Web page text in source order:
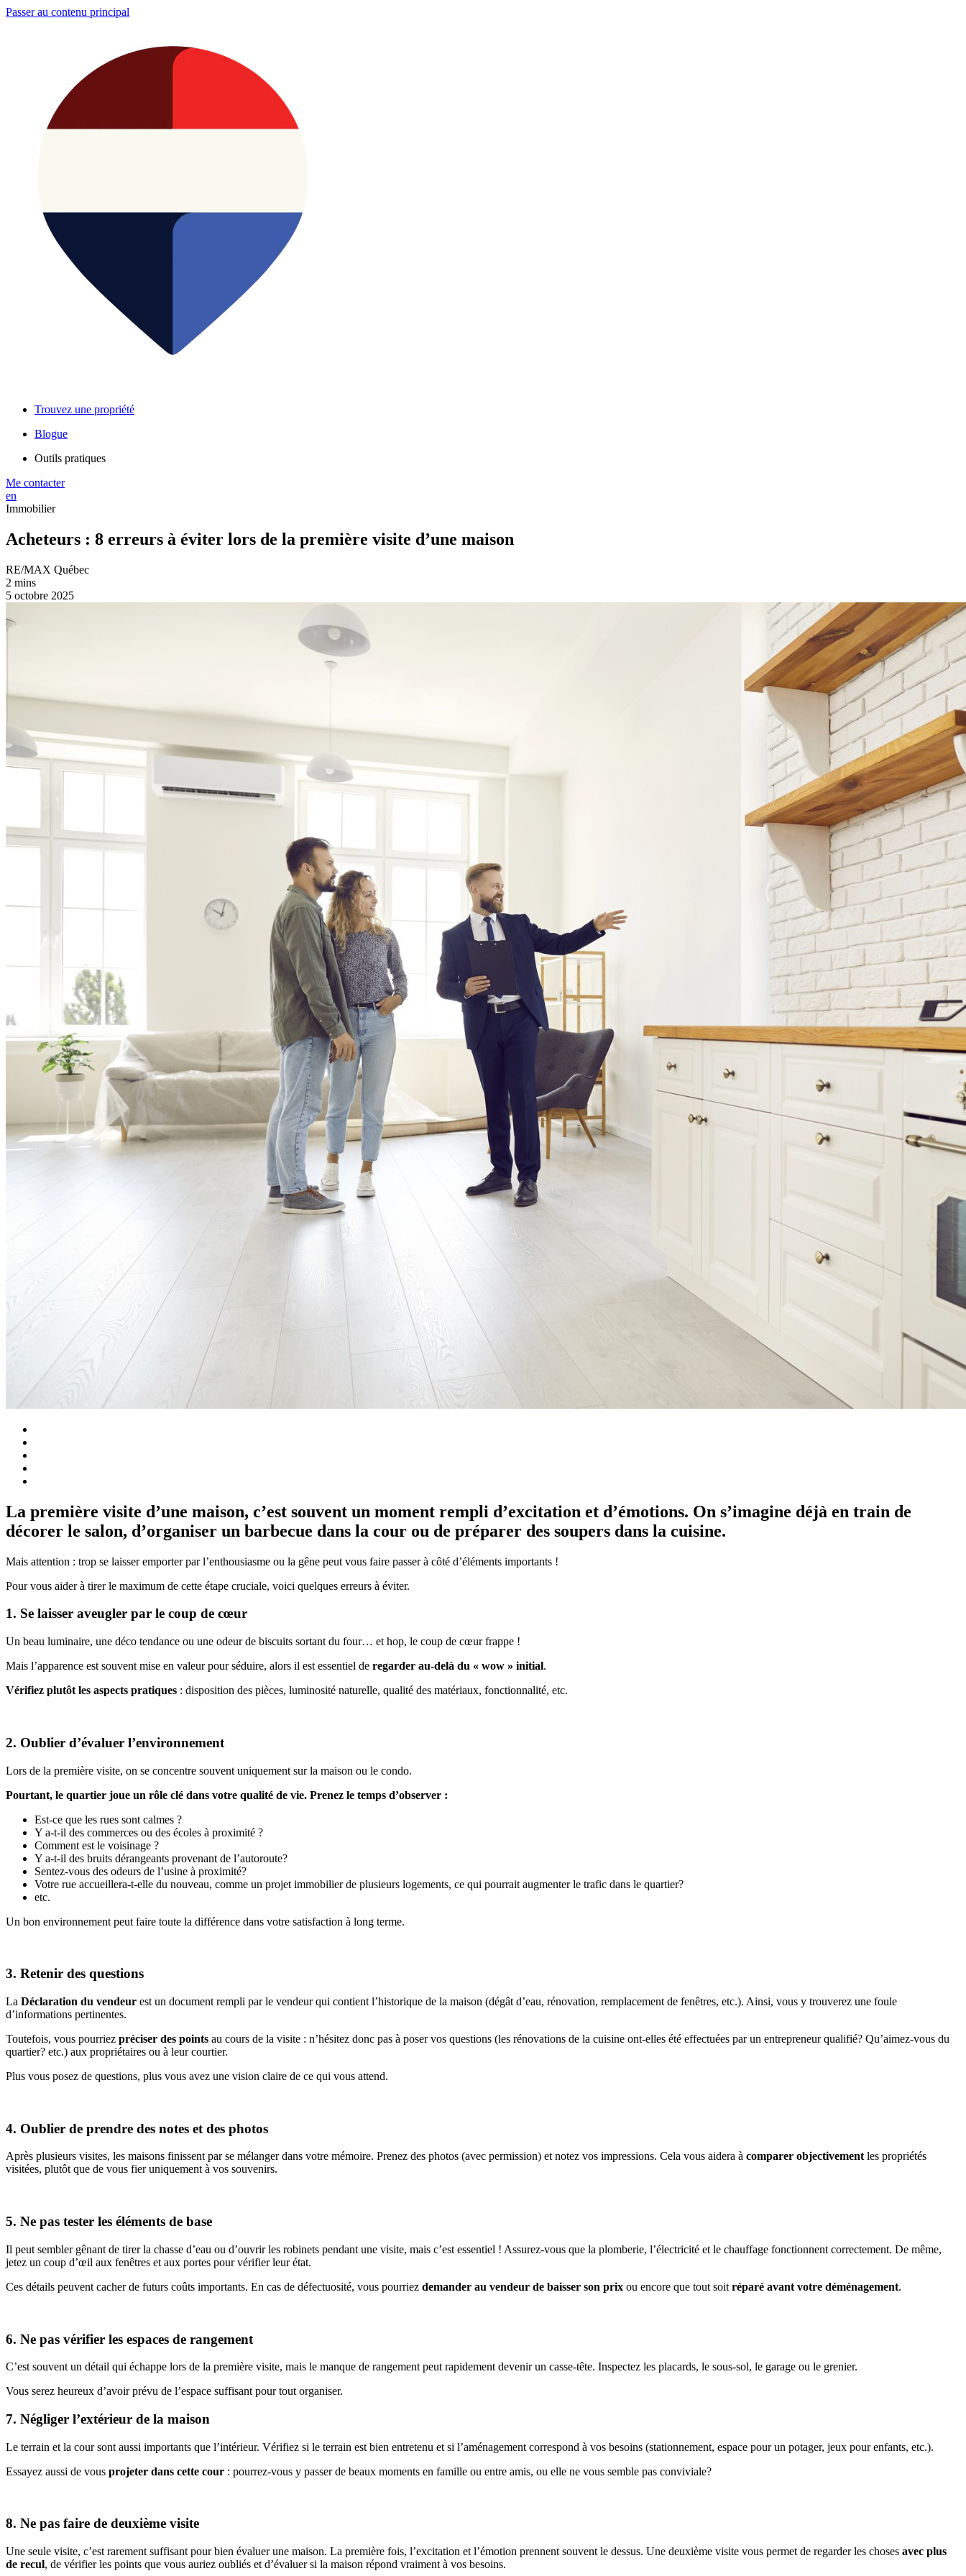
Passer au contenu principal
Trouvez une propriété
Blogue
Outils pratiques
Me contacter
en
Immobilier
Acheteurs : 8 erreurs à éviter lors de la première visite d’une maison
RE/MAX Québec
2 mins
5 octobre 2025
La première visite d’une maison, c’est souvent un moment rempli d’excitation et d’émotions. On s’imagine déjà en train de
décorer le salon, d’organiser un barbecue dans la cour ou de préparer des soupers dans la cuisine.
Mais attention : trop se laisser emporter par l’enthousiasme ou la gêne peut vous faire passer à côté d’éléments importants !
Pour vous aider à tirer le maximum de cette étape cruciale, voici quelques erreurs à éviter.
1. Se laisser aveugler par le coup de cœur
Un beau luminaire, une déco tendance ou une odeur de biscuits sortant du four… et hop, le coup de cœur frappe !
Mais l’apparence est souvent mise en valeur pour séduire, alors il est essentiel de regarder au-delà du « wow » initial.
Vérifiez plutôt les aspects pratiques : disposition des pièces, luminosité naturelle, qualité des matériaux, fonctionnalité, etc.
2. Oublier d’évaluer l’environnement
Lors de la première visite, on se concentre souvent uniquement sur la maison ou le condo.
Pourtant, le quartier joue un rôle clé dans votre qualité de vie. Prenez le temps d’observer :
Est-ce que les rues sont calmes ?
Y a-t-il des commerces ou des écoles à proximité ?
Comment est le voisinage ?
Y a-t-il des bruits dérangeants provenant de l’autoroute?
Sentez-vous des odeurs de l’usine à proximité?
Votre rue accueillera-t-elle du nouveau, comme un projet immobilier de plusieurs logements, ce qui pourrait augmenter le trafic dans le quartier?
etc.
Un bon environnement peut faire toute la différence dans votre satisfaction à long terme.
3. Retenir des questions
La Déclaration du vendeur est un document rempli par le vendeur qui contient l’historique de la maison (dégât d’eau, rénovation, remplacement de fenêtres, etc.). Ainsi, vous y trouverez une foule
d’informations pertinentes.
Toutefois, vous pourriez préciser des points au cours de la visite : n’hésitez donc pas à poser vos questions (les rénovations de la cuisine ont-elles été effectuées par un entrepreneur qualifié? Qu’aimez-vous du
quartier? etc.) aux propriétaires ou à leur courtier.
Plus vous posez de questions, plus vous avez une vision claire de ce qui vous attend.
4. Oublier de prendre des notes et des photos
Après plusieurs visites, les maisons finissent par se mélanger dans votre mémoire. Prenez des photos (avec permission) et notez vos impressions. Cela vous aidera à comparer objectivement les propriétés
visitées, plutôt que de vous fier uniquement à vos souvenirs.
5. Ne pas tester les éléments de base
Il peut sembler gênant de tirer la chasse d’eau ou d’ouvrir les robinets pendant une visite, mais c’est essentiel ! Assurez-vous que la plomberie, l’électricité et le chauffage fonctionnent correctement. De même,
jetez un coup d’œil aux fenêtres et aux portes pour vérifier leur état.
Ces détails peuvent cacher de futurs coûts importants. En cas de défectuosité, vous pourriez demander au vendeur de baisser son prix ou encore que tout soit réparé avant votre déménagement.
6. Ne pas vérifier les espaces de rangement
C’est souvent un détail qui échappe lors de la première visite, mais le manque de rangement peut rapidement devenir un casse-tête. Inspectez les placards, le sous-sol, le garage ou le grenier.
Vous serez heureux d’avoir prévu de l’espace suffisant pour tout organiser.
7. Négliger l’extérieur de la maison
Le terrain et la cour sont aussi importants que l’intérieur. Vérifiez si le terrain est bien entretenu et si l’aménagement correspond à vos besoins (stationnement, espace pour un potager, jeux pour enfants, etc.).
Essayez aussi de vous projeter dans cette cour : pourrez-vous y passer de beaux moments en famille ou entre amis, ou elle ne vous semble pas conviviale?
8. Ne pas faire de deuxième visite
Une seule visite, c’est rarement suffisant pour bien évaluer une maison. La première fois, l’excitation et l’émotion prennent souvent le dessus. Une deuxième visite vous permet de regarder les choses avec plus
de recul, de vérifier les points que vous auriez oubliés et d’évaluer si la maison répond vraiment à vos besoins.